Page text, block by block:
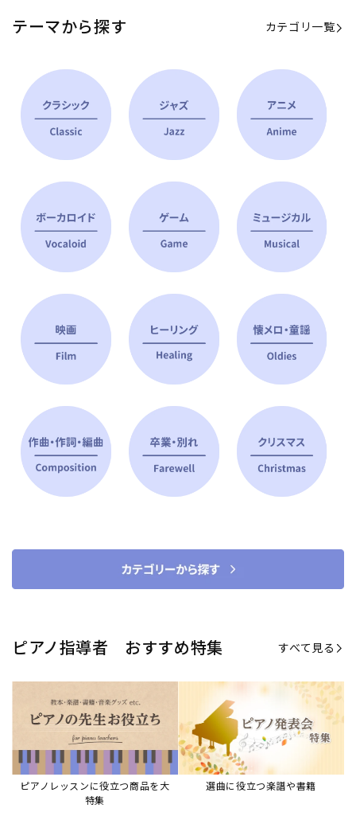
テーマから探す カテゴリ一覧
ピアノ指導者 おすすめ特集 すべて見る
ピアノレッスンに役立つ商品を大
特集
選曲に役立つ楽譜や書籍